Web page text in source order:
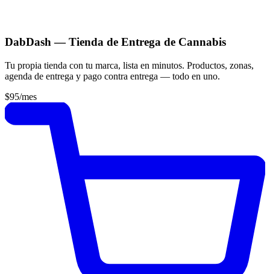
DabDash — Tienda de Entrega de Cannabis
Tu propia tienda con tu marca, lista en minutos. Productos, zonas,
agenda de entrega y pago contra entrega — todo en uno.
$95/mes